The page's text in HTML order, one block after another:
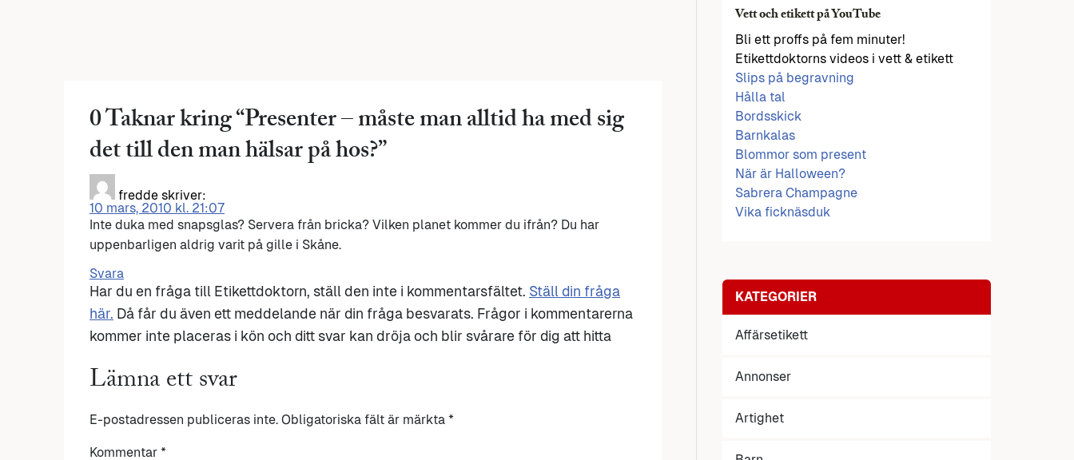
0 Taknar kring “Presenter – måste man alltid ha med sig
det till den man hälsar på hos?”
fredde skriver:
10 mars, 2010 kl. 21:07
Inte duka med snapsglas? Servera från bricka? Vilken planet kommer du ifrån? Du har
uppenbarligen aldrig varit på gille i Skåne.
Svara
Har du en fråga till Etikettdoktorn, ställ den inte i kommentarsfältet. Ställ din fråga
här. Då får du även ett meddelande när din fråga besvarats. Frågor i kommentarerna
kommer inte placeras i kön och ditt svar kan dröja och blir svårare för dig att hitta
Lämna ett svar
E-postadressen publiceras inte. Obligatoriska fält är märkta *
Kommentar *
Vett och etikett på YouTube
Bli ett proffs på fem minuter!
Etikettdoktorns videos i vett & etikett
Slips på begravning
Hålla tal
Bordsskick
Barnkalas
Blommor som present
När är Halloween?
Sabrera Champagne
Vika ficknäsduk
KATEGORIER
Affärsetikett
Annonser
Artighet